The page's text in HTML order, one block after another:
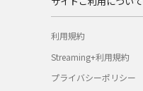
利用規約
Streaming+利用規約
プライバシーポリシー